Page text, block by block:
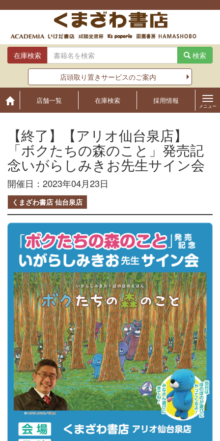
在庫検索 検索
店頭取り置きサービスのご案内
店舗一覧 在庫検索 採用情報
メニュー
【終了】【アリオ仙台泉店】
「ボクたちの森のこと」発売記
念いがらしみきお先生サイン会
開催日：2023年04月23日
くまざわ書店 仙台泉店